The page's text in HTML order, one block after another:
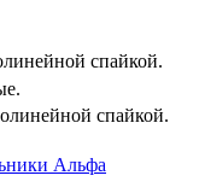
спайкой.
спайкой.
Альфа